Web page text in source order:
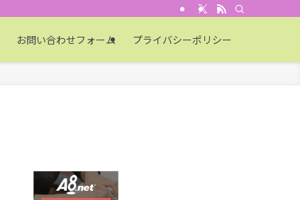
お問い合わせフォーム プライバシーポリシー